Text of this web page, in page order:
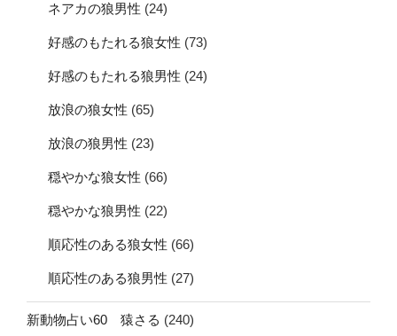
ネアカの狼男性 (24)
好感のもたれる狼女性 (73)
好感のもたれる狼男性 (24)
放浪の狼女性 (65)
放浪の狼男性 (23)
穏やかな狼女性 (66)
穏やかな狼男性 (22)
順応性のある狼女性 (66)
順応性のある狼男性 (27)
新動物占い60 猿さる (240)